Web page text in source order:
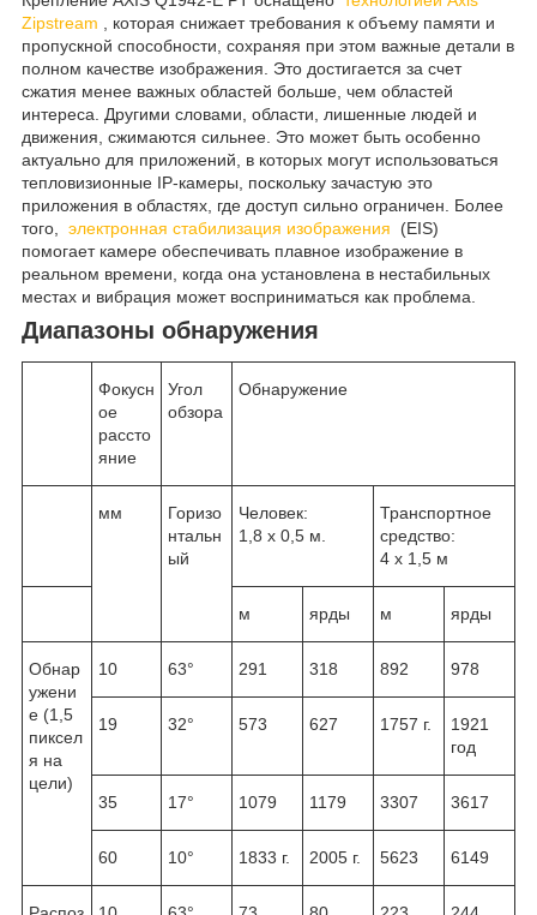
Zipstream , которая снижает требования к объему памяти и
пропускной способности, сохраняя при этом важные детали в
полном качестве изображения. Это достигается за счет
сжатия менее важных областей больше, чем областей
интереса. Другими словами, области, лишенные людей и
движения, сжимаются сильнее. Это может быть особенно
актуально для приложений, в которых могут использоваться
тепловизионные IP-камеры, поскольку зачастую это
приложения в областях, где доступ сильно ограничен. Более
того, электронная стабилизация изображения (EIS)
помогает камере обеспечивать плавное изображение в
реальном времени, когда она установлена ​​в нестабильных
местах и ​​вибрация может восприниматься как проблема.
Диапазоны обнаружения
Фокусн
ое
рассто
яние
Угол
обзора
Обнаружение
мм
Горизо
нтальн
ый
Человек:
1,8 х 0,5 м.
Транспортное
средство:
4 х 1,5 м
м ярды м ярды
Обнар
ужени
е (1,5
пиксел
я на
цели)
10 63° 291 318 892 978
19 32° 573 627 1757 г.
1921
год
35 17° 1079 1179 3307 3617
60 10° 1833 г. 2005 г. 5623 6149